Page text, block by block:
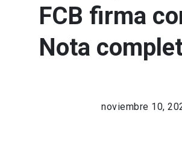
FCB firma
Nota
noviembre 10,